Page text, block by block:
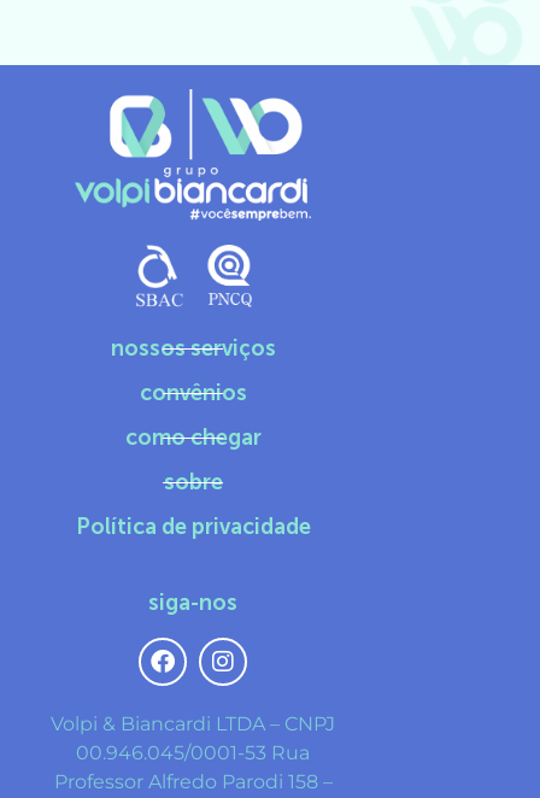
nossos serviços
convênios
como chegar
sobre
Política de privacidade
siga-nos
Volpi & Biancardi LTDA – CNPJ
00.946.045/0001-53 Rua
Professor Alfredo Parodi 158 –